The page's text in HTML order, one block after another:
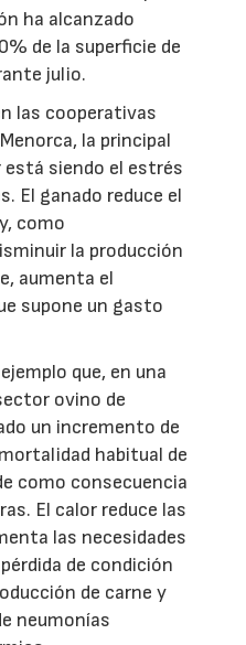
ha alcanzado
de la superficie de
julio.
las cooperativas
la principal
está siendo el estrés
El ganado reduce el
como
la producción
aumenta el
supone un gasto
que, en una
ovino de
un incremento de
habitual de
como consecuencia
El calor reduce las
las necesidades
de condición
de carne y
neumonías